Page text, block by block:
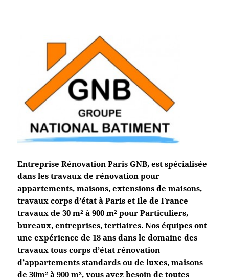
Entreprise Rénovation Paris GNB, est spécialisée
dans les travaux de rénovation pour
appartements, maisons, extensions de maisons,
travaux corps d’état à Paris et Ile de France
travaux de 30 m² à 900 m² pour Particuliers,
bureaux, entreprises, tertiaires. Nos équipes ont
une expérience de 18 ans dans le domaine des
travaux tous corps d’état rénovation
d’appartements standards ou de luxes, maisons
de 30m² à 900 m², vous avez besoin de toutes